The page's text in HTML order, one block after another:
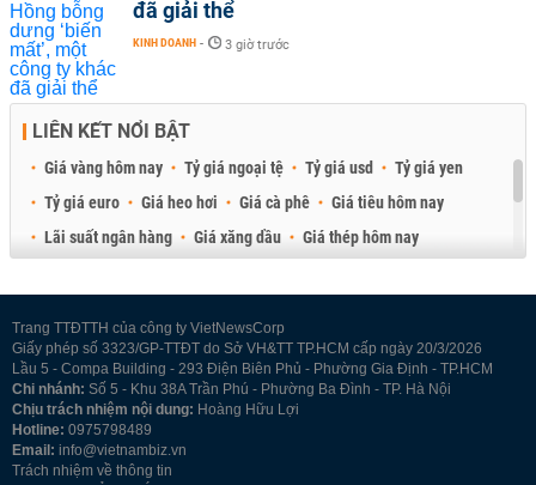
đã giải thể
KINH DOANH - 3 giờ trước
LIÊN KẾT NỔI BẬT
Giá vàng hôm nay Tỷ giá ngoại tệ Tỷ giá usd
Tỷ giá yen
Tỷ giá euro
Giá heo hơi Giá cà phê
Giá tiêu hôm nay
Lãi suất ngân hàng
Giá xăng dầu
Giá thép hôm nay
Trang TTĐTTH của công ty VietNewsCorp
Giấy phép số 3323/GP-TTĐT do Sở VH&TT TP.HCM cấp ngày 20/3/2026
Lầu 5 - Compa Building - 293 Điện Biên Phủ - Phường Gia Định - TP.HCM
Chi nhánh: Số 5 - Khu 38A Trần Phú - Phường Ba Đình - TP. Hà Nội
Chịu trách nhiệm nội dung: Hoàng Hữu Lợi
Hotline: 0975798489
Email: info@vietnambiz.vn
Trách nhiệm về thông tin